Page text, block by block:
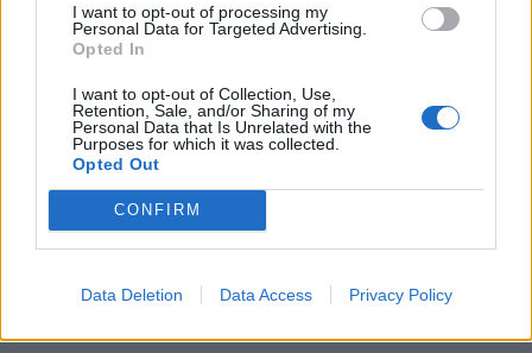
I want to opt-out of processing my
Personal Data for Targeted Advertising.
Opted In
I want to opt-out of Collection, Use,
Retention, Sale, and/or Sharing of my
Personal Data that Is Unrelated with the
Purposes for which it was collected.
Opted Out
CONFIRM
Data Deletion Data Access Privacy Policy